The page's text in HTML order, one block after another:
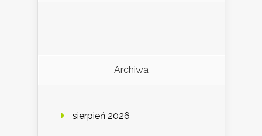
Archiwa
sierpień 2026